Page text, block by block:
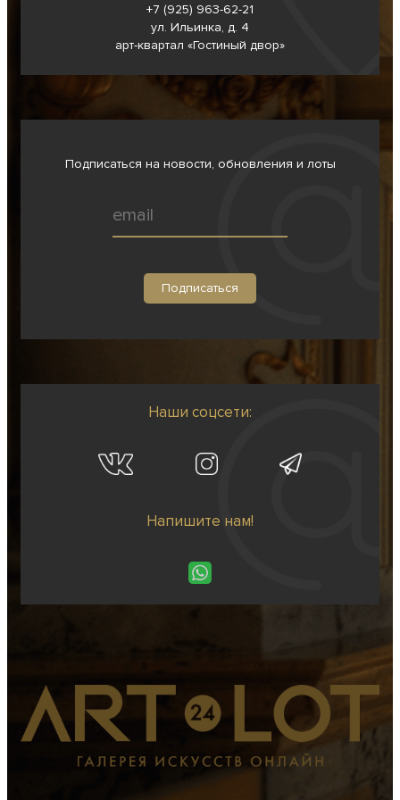
+7 (925) 963-62-21
ул. Ильинка, д. 4
арт-квартал «Гостиный двор»
Подписаться на новости, обновления и лоты
Наши соцсети:
Напишите нам!